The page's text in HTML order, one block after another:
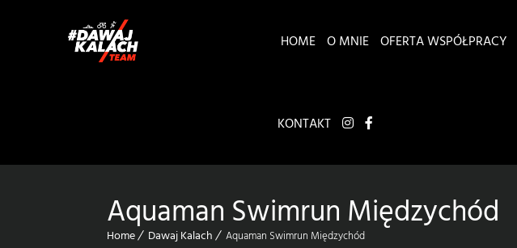
HOME O MNIE OFERTA WSPÓŁPRACY
KONTAKT
Aquaman Swimrun Międzychód
Home Dawaj Kalach Aquaman Swimrun Międzychód